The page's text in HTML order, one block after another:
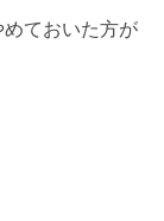
めておいた方が